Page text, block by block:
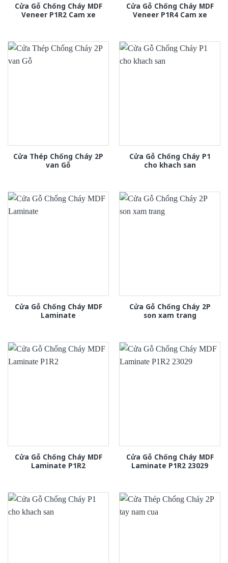
Cửa Gỗ Chống Cháy MDF
Veneer P1R2 Cam xe
Cửa Gỗ Chống Cháy MDF
Veneer P1R4 Cam xe
Cửa Thép Chống Cháy 2P
van Gỗ
Cửa Gỗ Chống Cháy P1
cho khach san
Cửa Gỗ Chống Cháy MDF
Laminate
Cửa Gỗ Chống Cháy 2P
son xam trang
Cửa Gỗ Chống Cháy MDF
Laminate P1R2
Cửa Gỗ Chống Cháy MDF
Laminate P1R2 23029